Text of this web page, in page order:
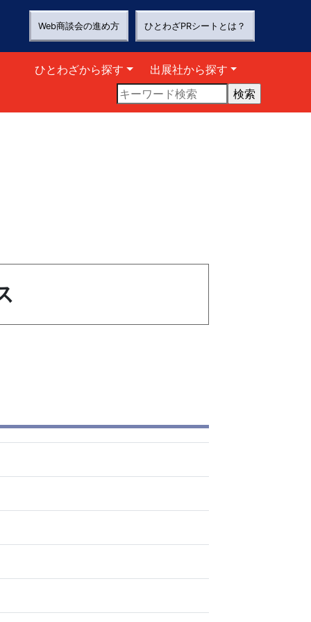
Web商談会の進め方 ひとわざPRシートとは？
ひとわざから探す 出展社から探す